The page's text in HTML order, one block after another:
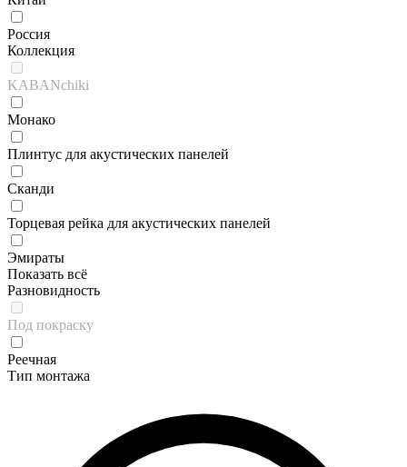
Россия
Коллекция
KABANchiki
Монако
Плинтус для акустических панелей
Сканди
Торцевая рейка для акустических панелей
Эмираты
Показать всё
Разновидность
Под покраску
Реечная
Тип монтажа